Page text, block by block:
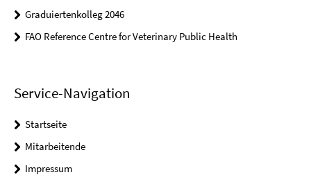
Graduiertenkolleg 2046
FAO Reference Centre for Veterinary Public Health
Service-Navigation
Startseite
Mitarbeitende
Impressum